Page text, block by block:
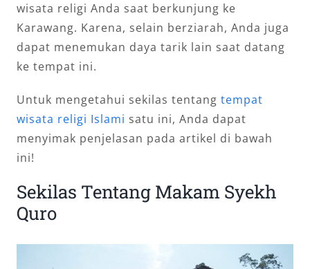
wisata religi Anda saat berkunjung ke
Karawang. Karena, selain berziarah, Anda juga
dapat menemukan daya tarik lain saat datang
ke tempat ini.
Untuk mengetahui sekilas tentang tempat
wisata religi Islami satu ini, Anda dapat
menyimak penjelasan pada artikel di bawah
ini!
Sekilas Tentang Makam Syekh
Quro